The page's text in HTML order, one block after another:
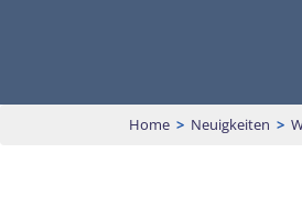
Home > Neuigkeiten >